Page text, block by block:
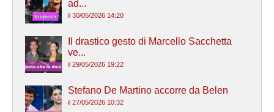
ad...
il 30/05/2026 14:20
Il drastico gesto di Marcello Sacchetta
ve...
il 29/05/2026 19:22
Stefano De Martino accorre da Belen
il 27/05/2026 10:32